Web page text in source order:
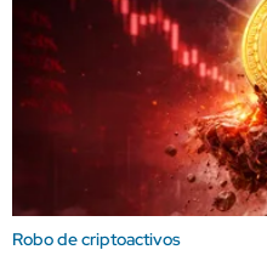
Robo de criptoactivos